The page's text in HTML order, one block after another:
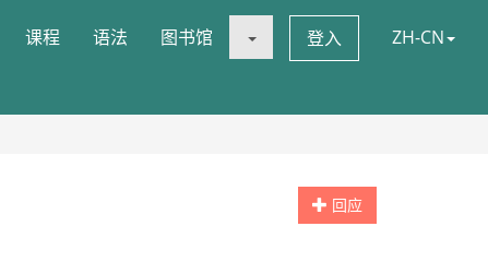
课程 语法 图书馆 登入 ZH-CN
回应